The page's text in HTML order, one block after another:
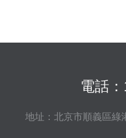
電話
地址：北京市順義區綠